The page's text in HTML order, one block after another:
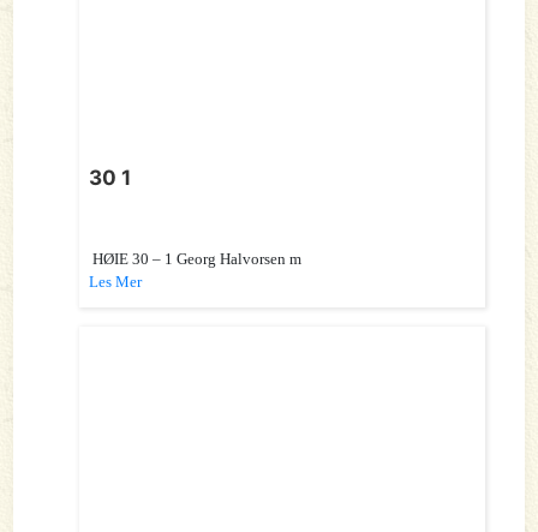
30 1
HØIE 30 – 1 Georg Halvorsen m
Les Mer